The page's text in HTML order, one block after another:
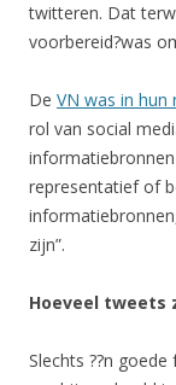
twitteren. Dat
voorbereid?was
De VN was in hun
rol van social
representatief of
zijn”.
Hoeveel tweets
Slechts ??n